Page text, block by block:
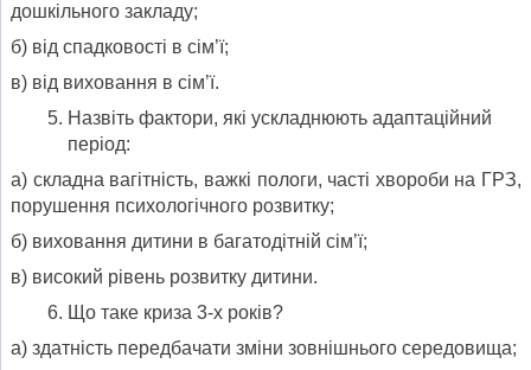
дошкільного закладу;
б) від спадковості в сім’ї;
в) від виховання в сім’ї.
Назвіть фактори, які ускладнюють адаптаційний
період:
а) складна вагітність, важкі пологи, часті хвороби на ГРЗ,
порушення психологічного розвитку;
б) виховання дитини в багатодітній сім’ї;
в) високий рівень розвитку дитини.
Що таке криза 3-х років?
а) здатність передбачати зміни зовнішнього середовища;